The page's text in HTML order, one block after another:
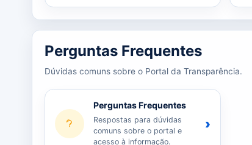
Perguntas Frequentes
Dúvidas comuns sobre o Portal da Transparência.
Perguntas Frequentes
Respostas para dúvidas
comuns sobre o portal e
acesso à informação.
›